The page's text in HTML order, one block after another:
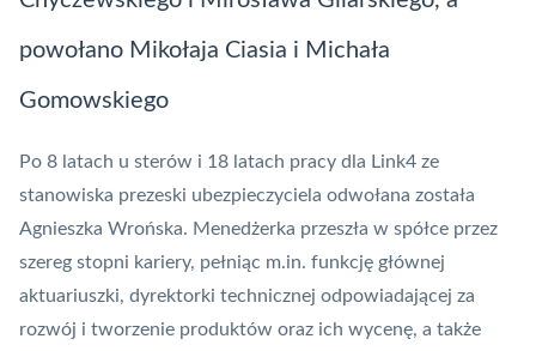
powołano Mikołaja Ciasia i Michała
Gomowskiego
Po 8 latach u sterów i 18 latach pracy dla Link4 ze
stanowiska prezeski ubezpieczyciela odwołana została
Agnieszka Wrońska. Menedżerka przeszła w spółce przez
szereg stopni kariery, pełniąc m.in. funkcję głównej
aktuariuszki, dyrektorki technicznej odpowiadającej za
rozwój i tworzenie produktów oraz ich wycenę, a także